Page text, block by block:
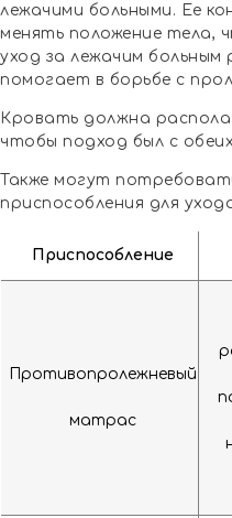
лежачими больными. Ее
менять положение тела,
уход за лежачим
помогает в борьбе с
Кровать должна
чтобы подход был с
Также могут
приспособления для
Приспособление
Противопролежневый
матрас